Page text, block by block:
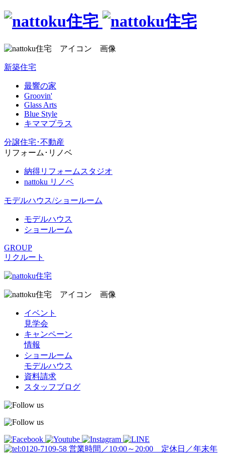
新築住宅
最響の家
Groovin'
Glass Arts
Blue Style
キママプラス
分譲住宅･不動産
リフォーム･リノベ
納得リフォームスタジオ
nattoku リノベ
モデルハウス/ショールーム
モデルハウス
ショールーム
GROUP
リクルート
イベント
見学会
キャンペーン
情報
ショールーム
モデルハウス
資料請求
スタッフブログ
営業時間／10:00～20:00 定休日／年末年